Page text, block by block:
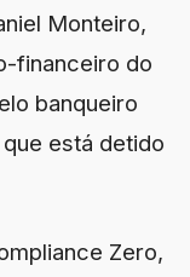
Monteiro,
financeiro do
banqueiro
está detido
Zero,